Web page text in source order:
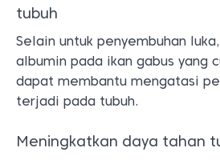
tubuh
Selain untuk penyembuhan
albumin pada ikan gabus yang
dapat membantu mengatasi
terjadi pada tubuh.
Meningkatkan daya tahan